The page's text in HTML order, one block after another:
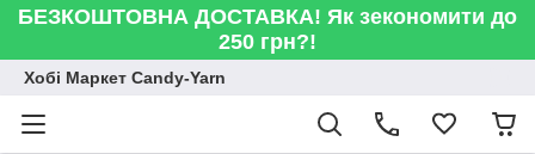
БЕЗКОШТОВНА ДОСТАВКА! Як зекономити до
250 грн?!
Хобі Маркет Candy-Yarn